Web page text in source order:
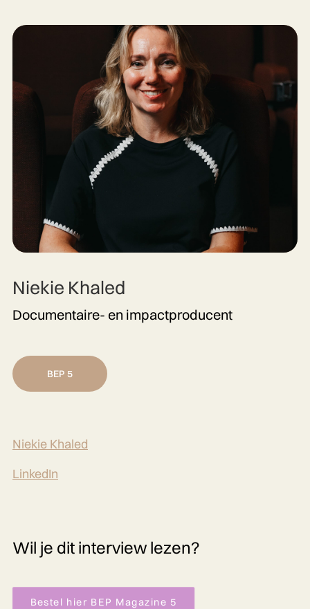
Niekie Khaled
Documentaire- en impactproducent
BEP 5
Niekie Khaled
LinkedIn
Wil je dit interview lezen?
Bestel hier BEP Magazine 5